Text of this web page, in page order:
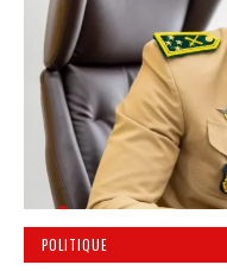
POLITIQUE